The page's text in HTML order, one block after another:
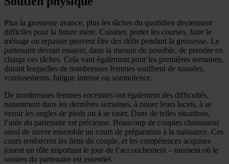
Plus la grossesse avance, plus les tâches du quotidien deviennent
difficiles pour la future mère. Cuisiner, porter les courses, faire le
ménage ou repasser peuvent être des défis pendant la grossesse. Le
partenaire devrait essayer, dans la mesure du possible, de prendre en
charge ces tâches. Cela vaut également pour les premières semaines,
durant lesquelles de nombreuses femmes souffrent de nausées,
vomissements, fatigue intense ou somnolence.
De nombreuses femmes enceintes ont également des difficultés,
notamment dans les dernières semaines, à nouer leurs lacets, à se
vernir les ongles de pieds ou à se raser. Dans de telles situations,
l’aide du partenaire est précieuse. Beaucoup de couples choisissent
aussi de suivre ensemble un cours de préparation à la naissance. Ces
cours renforcent les liens du couple, et les compétences acquises
jouent un rôle important le jour de l’accouchement – moment où le
soutien du partenaire est essentiel.